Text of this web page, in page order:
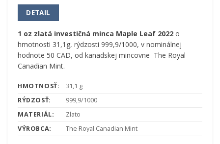
DETAIL
1 oz zlatá investičná minca Maple Leaf 2022o
hmotnosti 31,1g, rýdzosti 999,9/1000, v nominálnej
hodnote 50 CAD, od kanadskej mincovne The Royal
Canadian Mint.
HMOTNOSŤ:
31,1 g
RÝDZOSŤ:
999,9/1000
MATERIÁL:
Zlato
VÝROBCA:
The Royal Canadian Mint